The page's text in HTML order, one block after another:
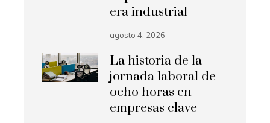
era industrial
agosto 4, 2026
La historia de la
jornada laboral de
ocho horas en
empresas clave